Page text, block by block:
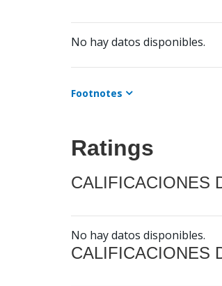
No hay datos disponibles.
Footnotes
Ratings
CALIFICACIONES
No hay datos disponibles.
CALIFICACIONES